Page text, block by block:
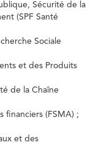
Sécurité de la
(SPF Santé
Sociale
et des Produits
de la Chaîne
financiers (FSMA) ;
et des